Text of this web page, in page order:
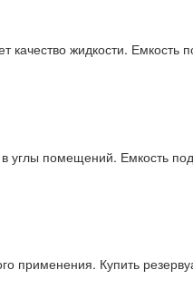
жидкости.
углы помещений. Емкость
применения. Купить